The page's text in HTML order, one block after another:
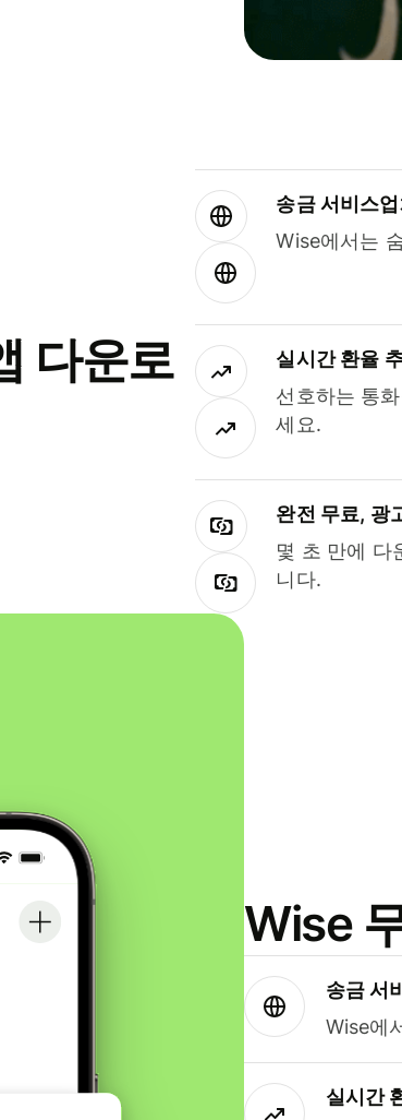
다운로
송금 서비스업
Wise에서는
실시간 환율
선호하는 통
세요.
완전 무료, 광
몇 초 만에 다
니다.
Wise
송금 서
Wise에
실시간